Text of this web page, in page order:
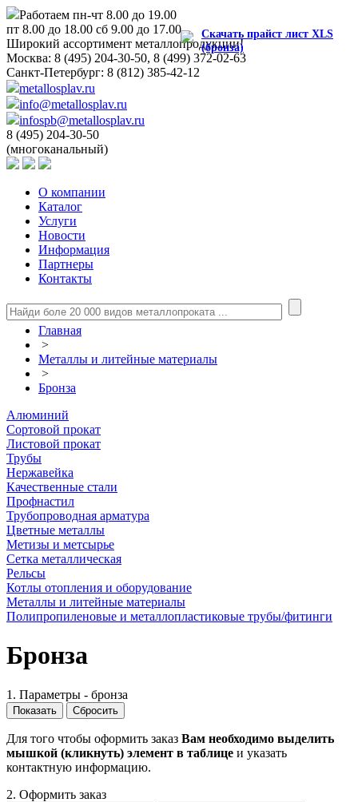
Работаем пн-чт 8.00 до 19.00
пт 8.00 до 18.00 сб 9.00 до 17.00
Широкий ассортимент металлопродукции!
Москва: 8 (495) 204-30-50, 8 (499) 372-02-63
Санкт-Петербург: 8 (812) 385-42-12
metallosplav.ru
info@metallosplav.ru
infospb@metallosplav.ru
8 (495) 204-30-50
(многоканальный)
О компании
Каталог
Услуги
Новости
Информация
Партнеры
Контакты
Главная
>
Металлы и литейные материалы
>
Бронза
Алюминий
Сортовой прокат
Листовой прокат
Трубы
Нержавейка
Качественные стали
Профнастил
Трубопроводная арматура
Цветные металлы
Метизы и метсырье
Сетка металлическая
Рельсы
Котлы отопления и оборудование
Металлы и литейные материалы
Полипропиленовые и металлопластиковые трубы/фитинги
Бронза
Скачать прайст лист XLS
(бронза)
1. Параметры - бронза
Для того чтобы оформить заказ Вам необходимо выделить
мышкой (кликнуть) элемент в таблице и указать
контактную информацию.
2. Оформить заказ